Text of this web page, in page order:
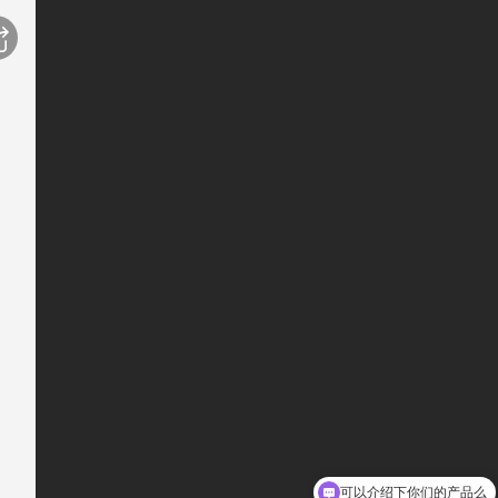
可以介绍下你们的产品么